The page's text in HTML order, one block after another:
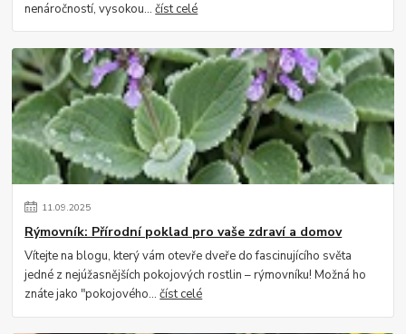
nenáročností, vysokou...číst celé
11.09.2025
Rýmovník: Přírodní poklad pro vaše zdraví a domov
Vítejte na blogu, který vám otevře dveře do fascinujícího světa
jedné z nejúžasnějších pokojových rostlin – rýmovníku! Možná ho
znáte jako "pokojového...číst celé